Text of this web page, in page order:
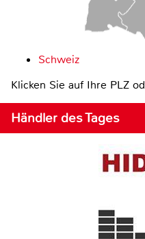
Schweiz
Klicken Sie auf Ihre PLZ
Händler des Tages